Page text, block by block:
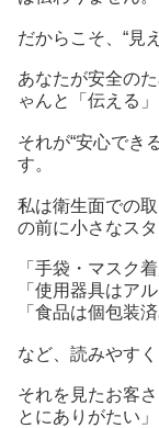
だからこそ、“見
あなたが安全の
ゃんと「伝える」
それが“安心でき
す。
私は衛生面での
の前に小さなス
「手袋・マスク着
「使用器具はア
「食品は個包装済
など、読みやす
それを見たお客
とにありがたい